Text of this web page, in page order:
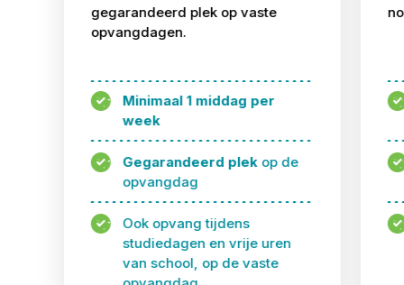
gegarandeerd plek op vaste
opvangdagen.
Minimaal 1 middag per
week
Gegarandeerd plekop de
opvangdag
Ook opvang tijdens
studiedagen en vrije uren
van school, op de vaste